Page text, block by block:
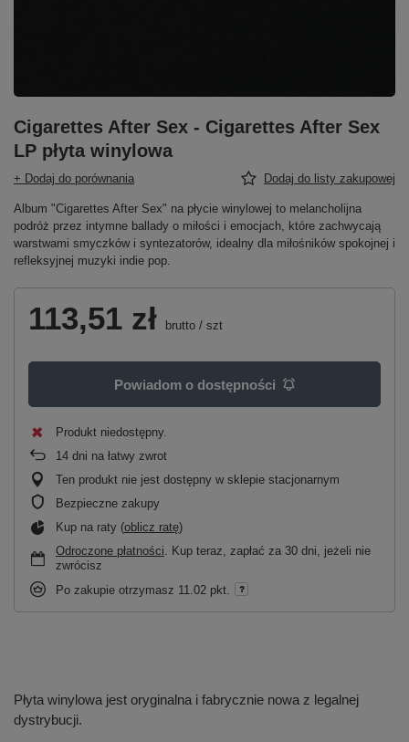
Cigarettes After Sex - Cigarettes After Sex
LP płyta winylowa
+ Dodaj do porównania Dodaj do listy zakupowej
Album "Cigarettes After Sex" na płycie winylowej to melancholijna
podróż przez intymne ballady o miłości i emocjach, które zachwycają
warstwami smyczków i syntezatorów, idealny dla miłośników spokojnej i
refleksyjnej muzyki indie pop.
113,51 zł brutto / szt
Powiadom o dostępności
Produkt niedostępny
14 dni na łatwy zwrot
Ten produkt nie jest dostępny w sklepie stacjonarnym
Bezpieczne zakupy
Kup na raty (oblicz ratę)
Odroczone płatności. Kup teraz, zapłać za 30 dni, jeżeli nie
zwrócisz
Po zakupie otrzymasz 11.02 pkt.
Płyta winylowa jest oryginalna i fabrycznie nowa z legalnej
dystrybucji.